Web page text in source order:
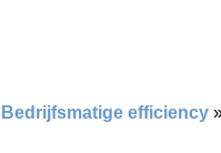
Bedrijfsmatige efficiency